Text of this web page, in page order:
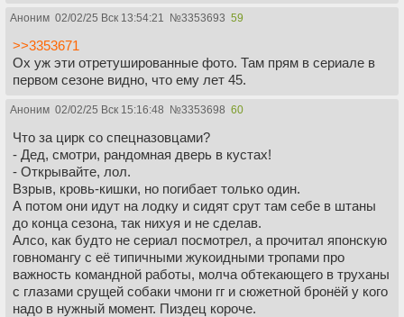
Аноним 02/02/25 Вск 13:54:21 №3353693 59
>>3353671
Ох уж эти отретушированные фото. Там прям в сериале в
первом сезоне видно, что ему лет 45.
Аноним 02/02/25 Вск 15:16:48 №3353698 60
Что за цирк со спецназовцами?
- Дед, смотри, рандомная дверь в кустах!
- Открывайте, лол.
Взрыв, кровь-кишки, но погибает только один.
А потом они идут на лодку и сидят срут там себе в штаны
до конца сезона, так нихуя и не сделав.
Алсо, как будто не сериал посмотрел, а прочитал японскую
говномангу с её типичными жукоидными тропами про
важность командной работы, молча обтекающего в труханы
с глазами срущей собаки чмони гг и сюжетной бронёй у кого
надо в нужный момент. Пиздец короче.